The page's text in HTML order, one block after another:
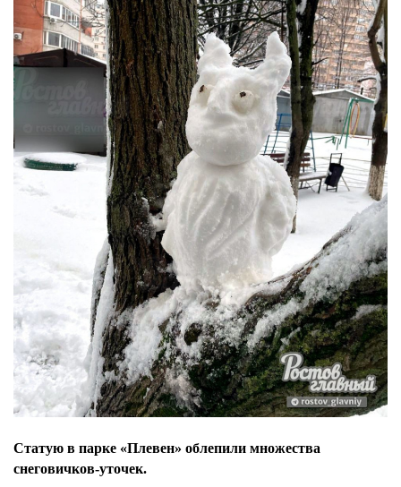
Статую в парке «Плевен» облепили множества
снеговичков-уточек.